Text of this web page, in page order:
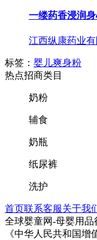
一缕药香浸润
江西纵康药业有
标签： 婴儿爽身粉
热点招商类目
奶粉
辅食
奶瓶
纸尿裤
洗护
首页联系客服关于我
全球婴童网-母婴用
《中华人民共和国增